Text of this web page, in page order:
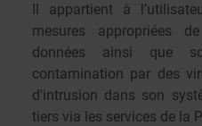
Il appartient à
mesures appropriées
données ainsi que
contamination par des
d'intrusion dans son
tiers via les services de la